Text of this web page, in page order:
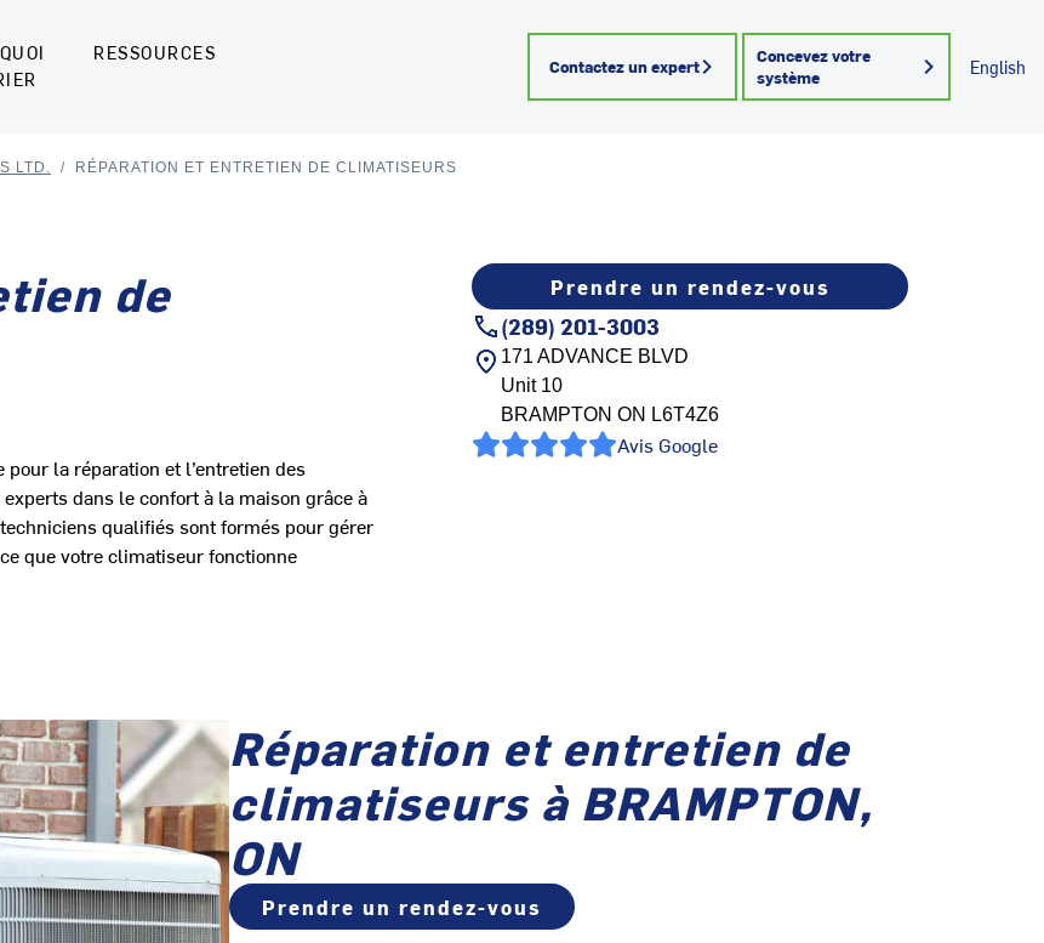
RESSOURCES
Contactez un expert
Concevez votre
système
English
LTD. / RÉPARATION ET ENTRETIEN DE CLIMATISEURS
de
la réparation et l’entretien des
dans le confort à la maison grâce à
qualifiés sont formés pour gérer
que votre climatiseur fonctionne
Prendre un rendez-vous
(289) 201-3003
171 ADVANCE BLVD
Unit 10
BRAMPTON ON L6T4Z6
Avis Google
Réparation et entretien de
climatiseurs à BRAMPTON,
ON
Prendre un rendez-vous